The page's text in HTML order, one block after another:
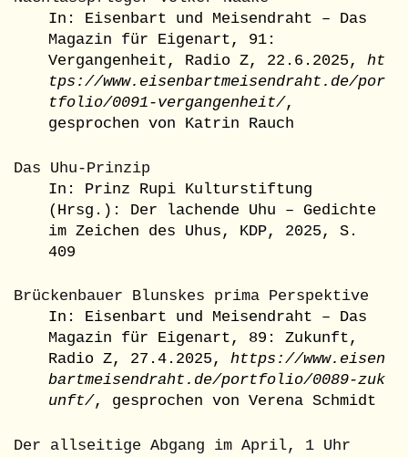
In: Eisenbart und Meisendraht – Das
Magazin für Eigenart, 91:
Vergangenheit, Radio Z, 22.6.2025,ht
tps://www.eisenbartmeisendraht.de/por
tfolio/0091-vergangenheit/,
gesprochen von Katrin Rauch
Das Uhu-Prinzip
In: Prinz Rupi Kulturstiftung
(Hrsg.): Der lachende Uhu – Gedichte
im Zeichen des Uhus, KDP, 2025, S.
409
Brückenbauer Blunskes prima Perspektive
In: Eisenbart und Meisendraht – Das
Magazin für Eigenart, 89: Zukunft,
Radio Z, 27.4.2025,https://www.eisen
bartmeisendraht.de/portfolio/0089-zuk
unft/, gesprochen von Verena Schmidt
Der allseitige Abgang im April, 1 Uhr